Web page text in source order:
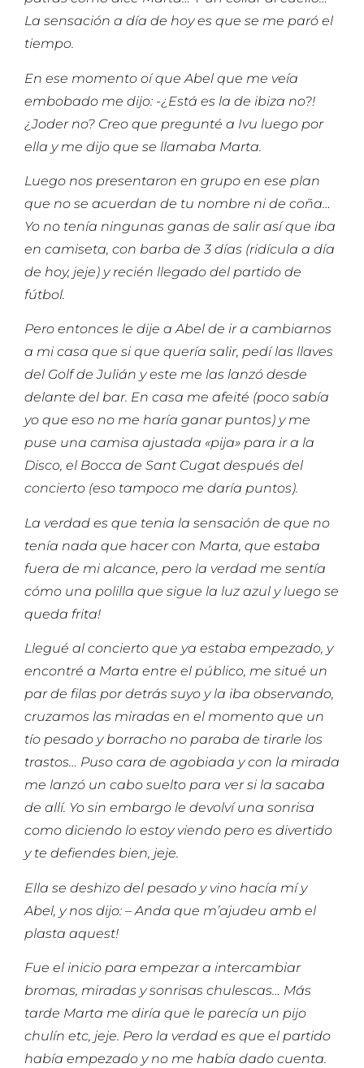
La sensación a día de hoy es que se me paró el
tiempo.
En ese momento oí que Abel que me veía
embobado me dijo: -¿Está es la de ibiza no?!
¿Joder no? Creo que pregunté a Ivu luego por
ella y me dijo que se llamaba Marta.
Luego nos presentaron en grupo en ese plan
que no se acuerdan de tu nombre ni de coña…
Yo no tenía ningunas ganas de salir así que iba
en camiseta, con barba de 3 días (ridícula a día
de hoy, jeje) y recién llegado del partido de
fútbol.
Pero entonces le dije a Abel de ir a cambiarnos
a mi casa que si que quería salir, pedí las llaves
del Golf de Julián y este me las lanzó desde
delante del bar. En casa me afeité (poco sabía
yo que eso no me haría ganar puntos) y me
puse una camisa ajustada «pija» para ir a la
Disco, el Bocca de Sant Cugat después del
concierto (eso tampoco me daría puntos).
La verdad es que tenia la sensación de que no
tenía nada que hacer con Marta, que estaba
fuera de mi alcance, pero la verdad me sentía
cómo una polilla que sigue la luz azul y luego se
queda frita!
Llegué al concierto que ya estaba empezado, y
encontré a Marta entre el público, me situé un
par de filas por detrás suyo y la iba observando,
cruzamos las miradas en el momento que un
tío pesado y borracho no paraba de tirarle los
trastos… Puso cara de agobiada y con la mirada
me lanzó un cabo suelto para ver si la sacaba
de allí. Yo sin embargo le devolví una sonrisa
como diciendo lo estoy viendo pero es divertido
y te defiendes bien, jeje.
Ella se deshizo del pesado y vino hacía mí y
Abel, y nos dijo: – Anda que m’ajudeu amb el
plasta aquest!
Fue el inicio para empezar a intercambiar
bromas, miradas y sonrisas chulescas… Más
tarde Marta me diría que le parecía un pijo
chulín etc, jeje. Pero la verdad es que el partido
había empezado y no me había dado cuenta.